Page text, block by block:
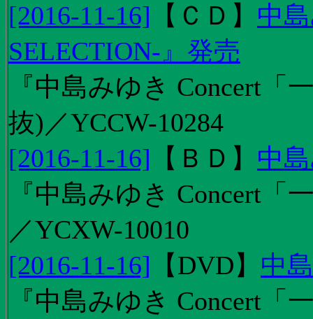
[2016-11-16] 【 ＣＤ 】 中
SELECTION-』発売
『中島みゆき Concert
抜)／YCCW-10284
[2016-11-16] 【 ＢＤ 】 中
『中島みゆき Concert
／YCXW-10010
[2016-11-16] 【DVD】 中
『中島みゆき Concert